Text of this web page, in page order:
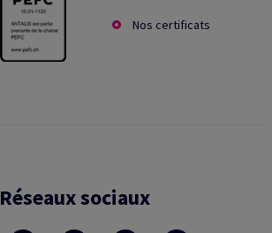
Nos certificats
Réseaux sociaux